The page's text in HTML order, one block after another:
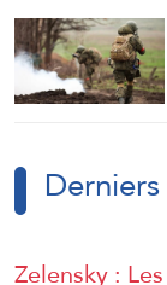
Zelensky :